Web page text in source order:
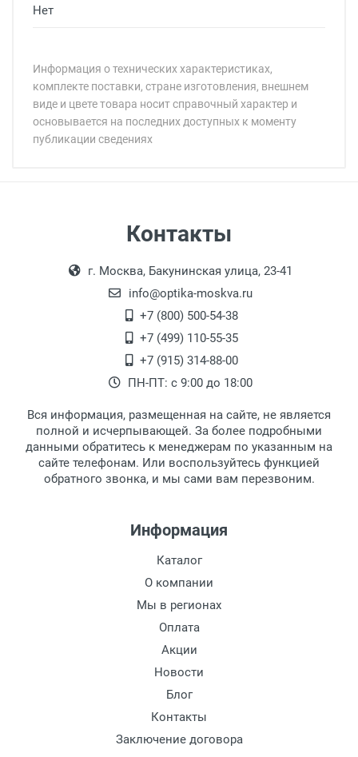
Нет
Информация о технических характеристиках,
комплекте поставки, стране изготовления, внешнем
виде и цвете товара носит справочный характер и
основывается на последних доступных к моменту
публикации сведениях
Общая ширина:
Длина дужки:
Ширина мостика:
Материал линзы:
Материал оправы:
Материал дужки:
Цвет оправы:
Цвет дужки:
Наличие футляра:
Оплата товара производится
наличными непосредственно на пункте
выдачи товара.
Перечисление средств на расчетный счет.
18:00, по субботам с 11:00 до 15:00, в
офисе по адресу: г. Москва,
Переведеновский переулок 17, корпус 1,
второй этаж, тел. +7 (499) 110-55-35.
После того, как заказ поступает в пункт
выдачи, наш менеджер связывается с
клиентом и оповещает о поступлении
товара.
Для получения товара при себе
обязательно иметь паспорт.
Заказ необходимо забрать в течение 3
рабочих дней с момента поступления на
дополнительных расходов за хранение
Доставляем товар по Москве компанией
Сдэк до ближайшего к вам пункта
Доставка транспортными компаниями по
преимущественно по России.
Контакты
г. Москва, Бакунинская улица, 23-41
info@optika-moskva.ru
+7 (800) 500-54-38
+7 (499) 110-55-35
+7 (915) 314-88-00
ПН-ПТ: с 9:00 до 18:00
Вся информация, размещенная на сайте, не является
полной и исчерпывающей. За более подробными
данными обратитесь к менеджерам по указанным на
сайте телефонам. Или воспользуйтесь функцией
обратного звонка, и мы сами вам перезвоним.
Информация
Каталог
О компании
Мы в регионах
Оплата
Акции
Новости
Блог
Контакты
Заключение договора